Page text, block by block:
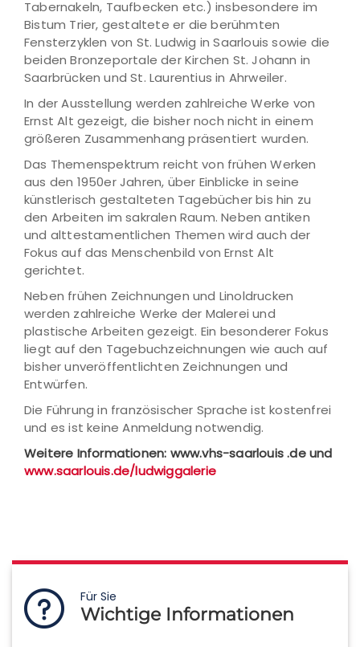
Tabernakeln, Taufbecken etc.) insbesondere im
Bistum Trier, gestaltete er die berühmten
Fensterzyklen von St. Ludwig in Saarlouis sowie die
beiden Bronzeportale der Kirchen St. Johann in
Saarbrücken und St. Laurentius in Ahrweiler.
In der Ausstellung werden zahlreiche Werke von
Ernst Alt gezeigt, die bisher noch nicht in einem
größeren Zusammenhang präsentiert wurden.
Das Themenspektrum reicht von frühen Werken
aus den 1950er Jahren, über Einblicke in seine
künstlerisch gestalteten Tagebücher bis hin zu
den Arbeiten im sakralen Raum. Neben antiken
und alttestamentlichen Themen wird auch der
Fokus auf das Menschenbild von Ernst Alt
gerichtet.
Neben frühen Zeichnungen und Linoldrucken
werden zahl­reiche Werke der Malerei und
plastische Arbeiten gezeigt. Ein besonderer Fokus
liegt auf den Tagebuchzeichnungen wie auch auf
bisher unveröffentlichten Zeichnungen und
Entwürfen.
Die Führung in französischer Sprache ist kostenfrei
und es ist keine Anmeldung notwendig.
Weitere Informationen: www.vhs-saarlouis .de und
www.saarlouis.de/ludwiggalerie
Für Sie
Wichtige Informationen